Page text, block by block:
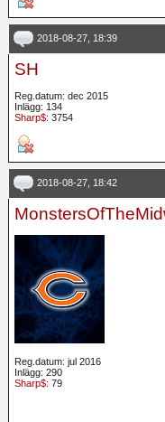
2018-08-27, 18:39
SH
Reg.datum: dec 2015
Inlägg: 134
Sharp$: 3754
2018-08-27, 18:42
Reg.datum: jul 2016
Inlägg: 290
Sharp$: 79